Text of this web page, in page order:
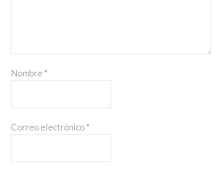
Nombre *
Correo electrónico *